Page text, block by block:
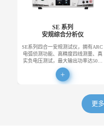
SE 系列
安规综合分析仪
SE系列四合一安规测试仪，拥有ARC
电弧侦测功能、高精度四线测量、真
实负电压测试，最大输出功率达50…
更